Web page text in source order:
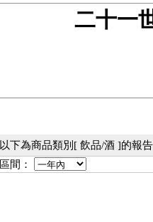
二十一
以下為商品類別[ 飲品/酒 ]的報
區間：